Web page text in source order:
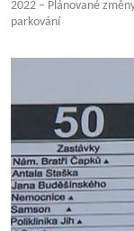
2022 – Plánované
parkování